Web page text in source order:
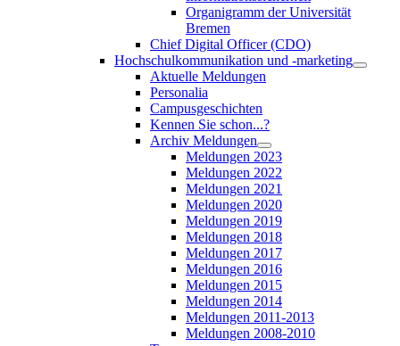
Organigramm der Universität
Bremen
Chief Digital Officer (CDO)
Hochschulkommunikation und -marketing
Aktuelle Meldungen
Personalia
Campusgeschichten
Kennen Sie schon...?
Archiv Meldungen
Meldungen 2023
Meldungen 2022
Meldungen 2021
Meldungen 2020
Meldungen 2019
Meldungen 2018
Meldungen 2017
Meldungen 2016
Meldungen 2015
Meldungen 2014
Meldungen 2011-2013
Meldungen 2008-2010